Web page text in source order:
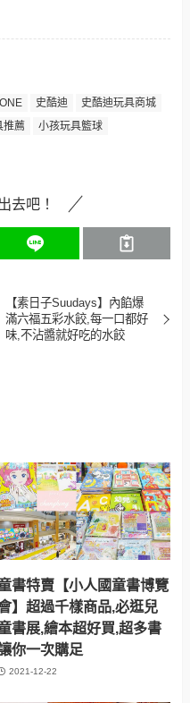
史酷迪
史酷迪玩具商城
推薦
小孩玩具籃球
去吧！
【素日子Suudays】內餡爆
滿六福五彩水餃,每一口都好
味,不沾醬就好吃的水餃
書特賣【小人國童書博覽
】超過千樣商品,必逛兒
書展,繪本超好買,超多書
你一次購足
2021-12-22